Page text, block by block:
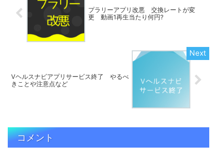
プラリーアプリ改悪 交換レートが変
更 動画1再生当たり何円?
Vヘルスナビアプリサービス終了 やるべ
きことや注意点など
コメント